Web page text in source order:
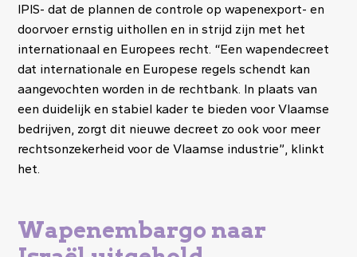
IPIS- dat de plannen de controle op wapenexport- en
doorvoer ernstig uithollen en in strijd zijn met het
internationaal en Europees recht. “Een wapendecreet
dat internationale en Europese regels schendt kan
aangevochten worden in de rechtbank. In plaats van
een duidelijk en stabiel kader te bieden voor Vlaamse
bedrijven, zorgt dit nieuwe decreet zo ook voor meer
rechtsonzekerheid voor de Vlaamse industrie”, klinkt
het.
Wapenembargo naar